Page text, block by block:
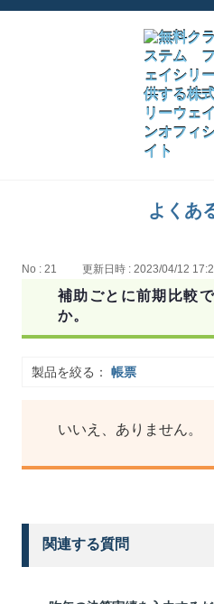
よくあ
No : 21 更新日時 : 2023/04/12
補助ごとに前期比較
か。
製品を絞る： 帳票
いいえ、ありません。
関連する質問